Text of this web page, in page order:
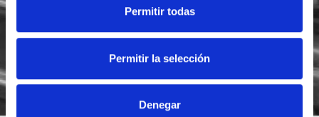
Permitir todas
Permitir la selección
Denegar